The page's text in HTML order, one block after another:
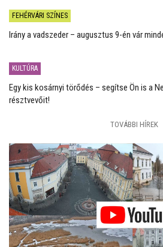
FEHÉRVÁRI SZÍNES
Irány a vadszeder – augusztus 9-én vár
KULTÚRA
Egy kis kosárnyi törődés – segítse Ön is a
résztvevőit!
TOVÁBBI HÍREK